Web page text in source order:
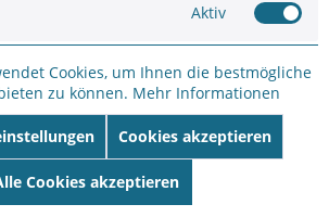
Aktiv
Cookies, um Ihnen die bestmögliche
zu können. Mehr Informationen
Cookies akzeptieren
Cookies akzeptieren